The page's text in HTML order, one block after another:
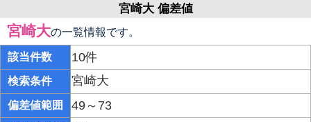
宮崎大 偏差値
宮崎大の一覧情報です。
該当件数 10件
検索条件 宮崎大
偏差値範囲 49～73